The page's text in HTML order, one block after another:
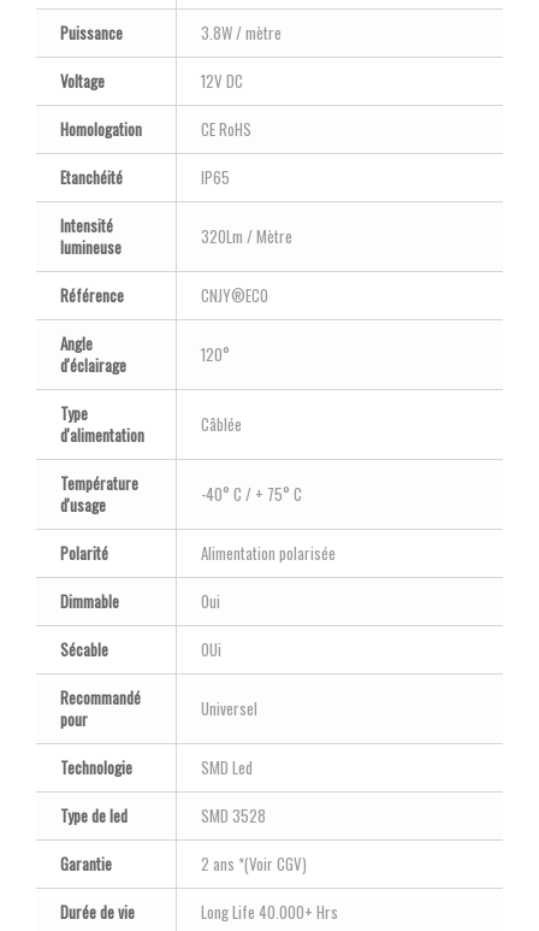
Puissance
3.8W / mètre
Voltage
12V DC
Homologation
CE RoHS
Etanchéité
IP65
Intensité
lumineuse
320Lm / Mètre
Référence
CNJY®ECO
Angle
d'éclairage
120°
Type
d'alimentation
Câblée
Température
d'usage
-40° C / + 75° C
Polarité
Alimentation polarisée
Dimmable
Oui
Sécable
OUi
Recommandé
pour
Universel
Technologie
SMD Led
Type de led
SMD 3528
Garantie
2 ans *(Voir CGV)
Durée de vie
Long Life 40.000+ Hrs